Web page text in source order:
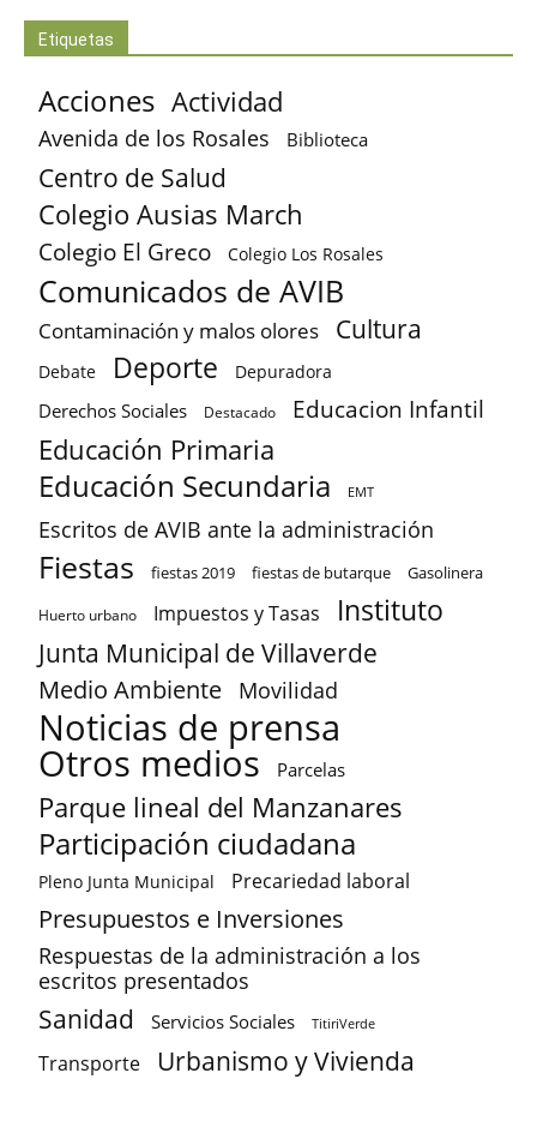
Etiquetas
Acciones Actividad
Avenida de los Rosales Biblioteca
Centro de Salud
Colegio Ausias March
Colegio El Greco Colegio Los Rosales
Comunicados de AVIB
Contaminación y malos olores Cultura
Debate Deporte Depuradora
Derechos Sociales Destacado Educacion Infantil
Educación Primaria
Educación Secundaria EMT
Escritos de AVIB ante la administración
Fiestas fiestas 2019 fiestas de butarque Gasolinera
Huerto urbano Impuestos y Tasas Instituto
Junta Municipal de Villaverde
Medio Ambiente Movilidad
Noticias de prensa
Otros medios Parcelas
Parque lineal del Manzanares
Participación ciudadana
Pleno Junta Municipal Precariedad laboral
Presupuestos e Inversiones
Respuestas de la administración a los
escritos presentados
Sanidad Servicios Sociales TitiriVerde
Transporte Urbanismo y Vivienda